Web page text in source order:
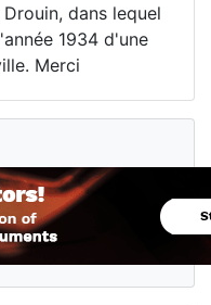
dans lequel
1934 d'une
Merci